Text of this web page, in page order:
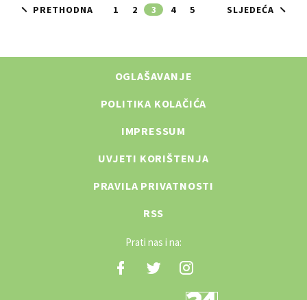
PRETHODNA 1 2 3 4 5 SLJEDEĆA
OGLAŠAVANJE
POLITIKA KOLAČIĆA
IMPRESSUM
UVJETI KORIŠTENJA
PRAVILA PRIVATNOSTI
RSS
Prati nas i na: